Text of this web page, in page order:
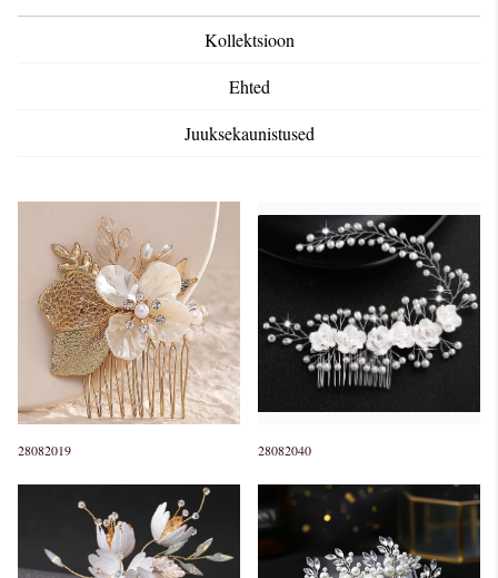
Kollektsioon
Ehted
Juuksekaunistused
28082019 28082040